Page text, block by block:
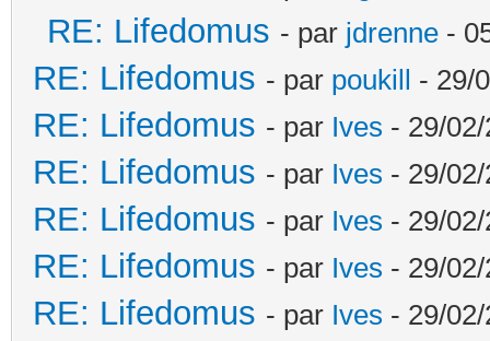
RE: Lifedomus - par jdrenne -
RE: Lifedomus - par poukill - 29/
RE: Lifedomus - par Ives - 29/
RE: Lifedomus - par Ives - 29/
RE: Lifedomus - par Ives - 29/
RE: Lifedomus - par Ives - 29/
RE: Lifedomus - par Ives - 29/